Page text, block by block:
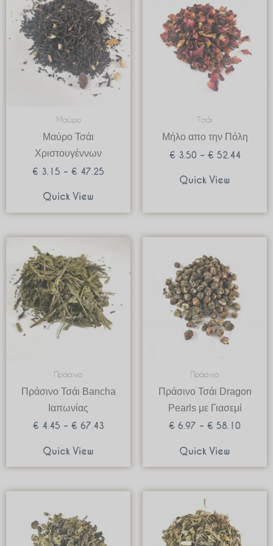
Μαύρο
Μαύρο Τσάι
Χριστουγέννων
€ 3.15 – € 47.25
€ 3.15
through
€ 47.25
Quick View
Τσάι
Μήλο απο την Πόλη
€ 3.50 – € 52.44
€ 52.44
Quick View
Πράσινο
Πράσινο Τσάι Bancha
Ιαπωνίας
€ 4.45 – € 67.43
€ 4.45
through
€ 67.43
Quick View
Πράσινο
Πράσινο Τσάι Dragon
Pearls με Γιασεμί
€ 6.97 – € 58.10
Quick View
€ 25.55
€ 39.90